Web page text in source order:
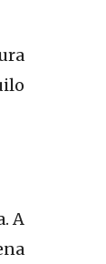
A